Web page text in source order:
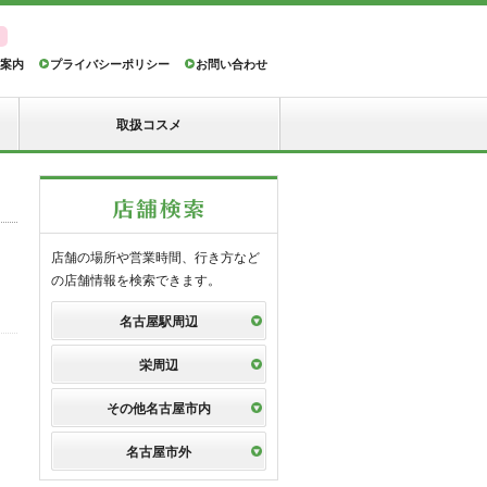
内 プライバシーポリシー お問い合わせ
取扱コスメ
店舗の場所や営業時間、行き方など
の店舗情報を検索できます。
名古屋駅周辺
栄周辺
その他名古屋市内
名古屋市外